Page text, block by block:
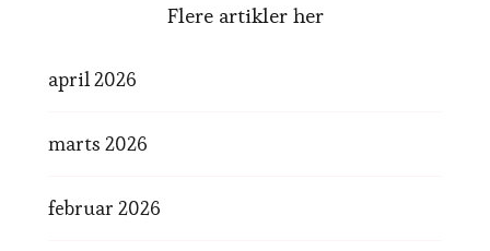
Flere artikler her
april 2026
marts 2026
februar 2026